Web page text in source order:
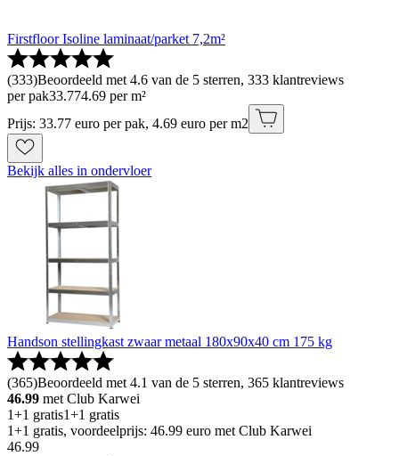
Firstfloor Isoline laminaat/parket 7,2m²
(333)Beoordeeld met 4.6 van de 5 sterren, 333 klantreviews
per pak33.774.69 per m²
Prijs: 33.77 euro per pak, 4.69 euro per m2
Bekijk alles in ondervloer
Handson stellingkast zwaar metaal 180x90x40 cm 175 kg
(365)Beoordeeld met 4.1 van de 5 sterren, 365 klantreviews
46.99 met Club Karwei
1+1 gratis1+1 gratis
1+1 gratis, voordeelprijs: 46.99 euro met Club Karwei
46.99